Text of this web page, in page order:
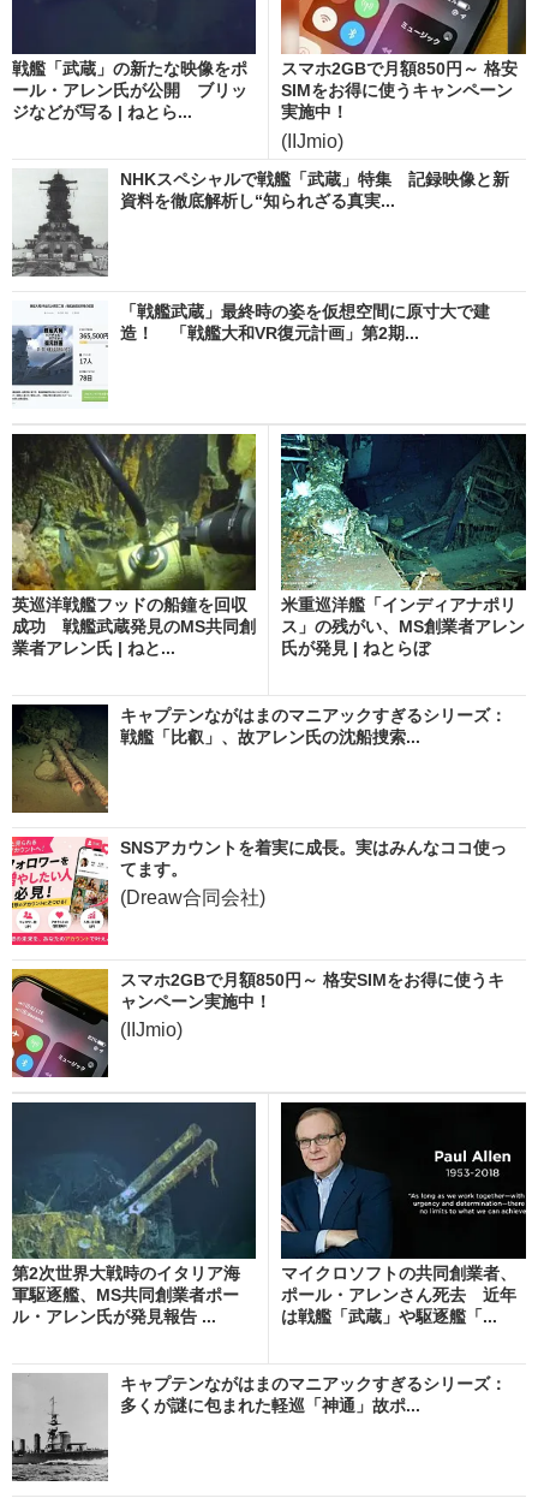
戦艦「武蔵」の新たな映像をポ
ール・アレン氏が公開 ブリッ
ジなどが写る | ねとら...
スマホ2GBで月額850円～ 格安
SIMをお得に使うキャンペーン
実施中！
(IIJmio)
NHKスペシャルで戦艦「武蔵」特集 記録映像と新
資料を徹底解析し“知られざる真実...
「戦艦武蔵」最終時の姿を仮想空間に原寸大で建
造！ 「戦艦大和VR復元計画」第2期...
英巡洋戦艦フッドの船鐘を回収
成功 戦艦武蔵発見のMS共同創
業者アレン氏 | ねと...
米重巡洋艦「インディアナポリ
ス」の残がい、MS創業者アレン
氏が発見 | ねとらぼ
キャプテンながはまのマニアックすぎるシリーズ：
戦艦「比叡」、故アレン氏の沈船捜索...
SNSアカウントを着実に成長。実はみんなココ使っ
てます。
(Dreaw合同会社)
スマホ2GBで月額850円～ 格安SIMをお得に使うキ
ャンペーン実施中！
(IIJmio)
第2次世界大戦時のイタリア海
軍駆逐艦、MS共同創業者ポー
ル・アレン氏が発見報告 ...
マイクロソフトの共同創業者、
ポール・アレンさん死去 近年
は戦艦「武蔵」や駆逐艦「...
キャプテンながはまのマニアックすぎるシリーズ：
多くが謎に包まれた軽巡「神通」故ポ...